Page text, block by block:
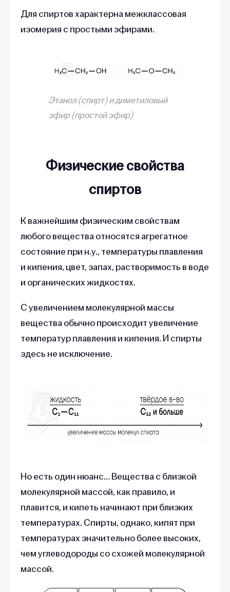
Для спиртов характерна межклассовая
изомерия с простыми эфирами.
Этанол (спирт) и диметиловый
эфир (простой эфир)
Физические свойства
спиртов
К важнейшим физическим свойствам
любого вещества относятся агрегатное
состояние при н.у., температуры плавления
и кипения, цвет, запах, растворимость в воде
и органических жидкостях.
С увеличением молекулярной массы
вещества обычно происходит увеличение
температур плавления и кипения. И спирты
здесь не исключение.
Но есть один нюанс… Вещества с близкой
молекулярной массой, как правило, и
плавится, и кипеть начинают при близких
температурах. Спирты, однако, кипят при
температурах значительно более высоких,
чем углеводороды со схожей молекулярной
массой.